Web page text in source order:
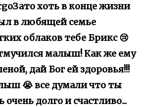
хоть в конце жизни
в любящей семье
облаков тебе Брикс 😢
малыш! Как же ему
дай Бог ей здоровья!!!
😭 все думали что ты
долго и счастливо...